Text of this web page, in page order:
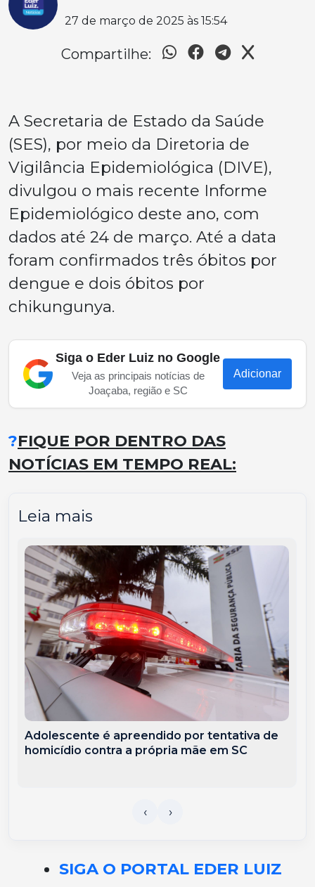
27 de março de 2025 às 15:54
Compartilhe:
A Secretaria de Estado da Saúde
(SES), por meio da Diretoria de
Vigilância Epidemiológica (DIVE),
divulgou o mais recente Informe
Epidemiológico deste ano, com
dados até 24 de março. Até a data
foram confirmados três óbitos por
dengue e dois óbitos por
chikungunya.
Siga o Eder Luiz no Google
Veja as principais notícias de
Joaçaba, região e SC
Adicionar
?FIQUE POR DENTRO DAS
NOTÍCIAS EM TEMPO REAL:
Leia mais
Adolescente é apreendido por tentativa de
homicídio contra a própria mãe em SC
SIGA O PORTAL EDER LUIZ